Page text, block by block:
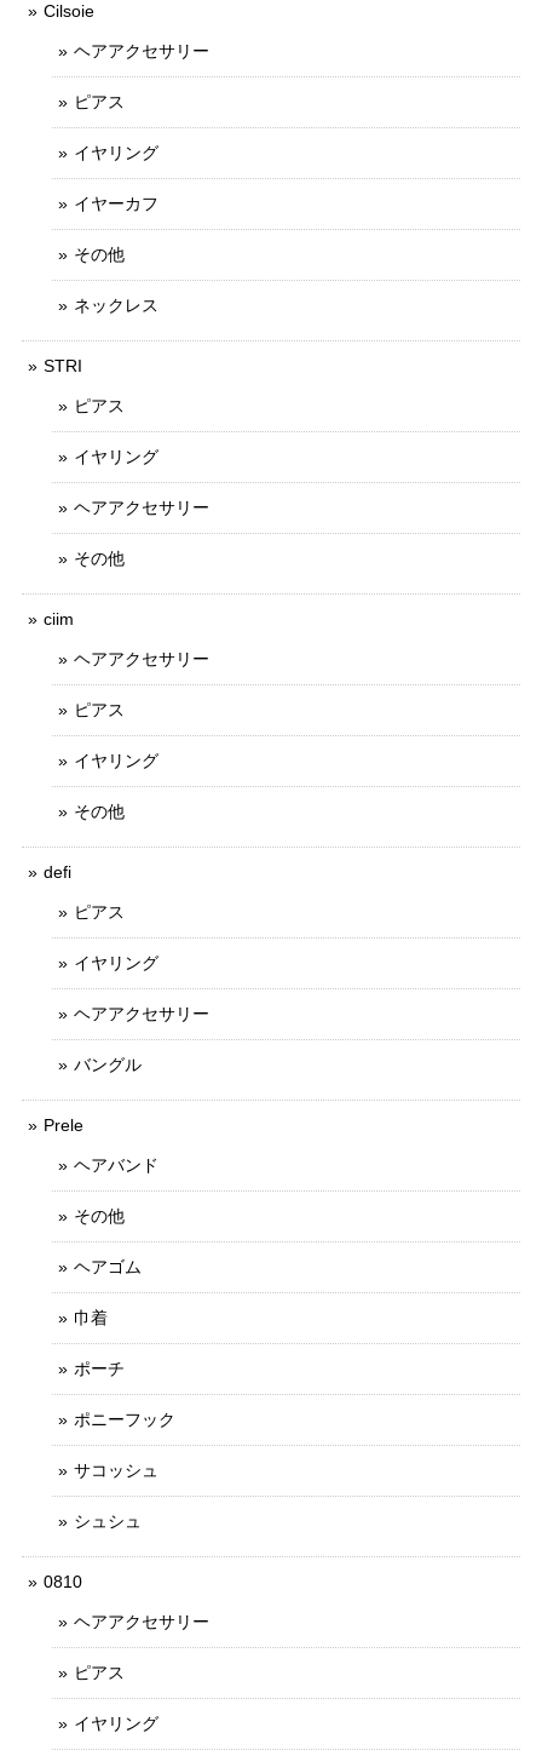
Cilsoie
ヘアアクセサリー
ピアス
イヤリング
イヤーカフ
その他
ネックレス
STRI
ピアス
イヤリング
ヘアアクセサリー
その他
ciim
ヘアアクセサリー
ピアス
イヤリング
その他
defi
ピアス
イヤリング
ヘアアクセサリー
バングル
Prele
ヘアバンド
その他
ヘアゴム
巾着
ポーチ
ポニーフック
サコッシュ
シュシュ
0810
ヘアアクセサリー
ピアス
イヤリング